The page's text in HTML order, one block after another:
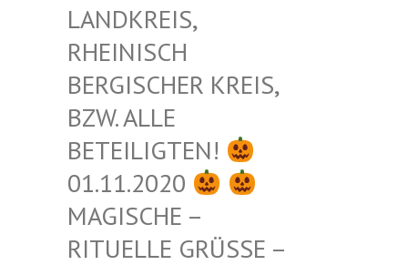
ANDKREIS, R
HEINISCH B
ERGISCHER KREIS, B
ZW. ALLE B
ETEILIGTEN!
01.11.2020
MAGISCHE –
RITUELLE GRÜSSE – G